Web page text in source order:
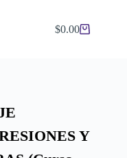
Carro
$0.00
Y